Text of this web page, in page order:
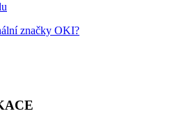
značky OKI?